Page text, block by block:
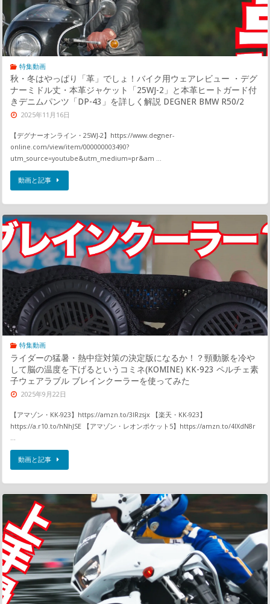
特集動画
秋・冬はやっぱり「革」でしょ！バイク用ウェアレビュー ・デグ
ナーミドル丈・本革ジャケット「25WJ-2」と本革ヒートガード付
きデニムパンツ「DP-43」を詳しく解説 DEGNER BMW R50/2
2025年11月16日
【デグナーオンライン・25WJ-2】https://www.degner-
online.com/view/item/000000003490?
utm_source=youtube&utm_medium=pr&am …
動画と記事
特集動画
ライダーの猛暑・熱中症対策の決定版になるか！？頸動脈を冷や
して脳の温度を下げるというコミネ(KOMINE) KK-923 ペルチェ素
子ウェアラブル ブレインクーラーを使ってみた
2025年9月22日
【アマゾン・KK-923】https://amzn.to/3IRzsjx 【楽天・KK-923】
https://a.r10.to/hNhJSE 【アマゾン・レオンポケット5】https://amzn.to/4lXdN8r
…
動画と記事